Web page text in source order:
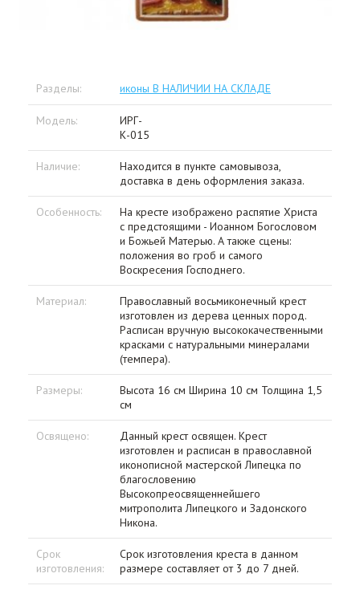
Разделы: иконы В НАЛИЧИИ НА СКЛАДЕ
Модель:
ИРГ-
К-015
Наличие:
Находится в пункте самовывоза,
доставка в день оформления заказа.
Особенность:
На кресте изображено распятие Христа
с предстоящими - Иоанном Богословом
и Божьей Матерью. А также сцены:
положения во гроб и самого
Воскресения Господнего.
Материал:
Православный восьмиконечный крест
изготовлен из дерева ценных пород.
Расписан вручную высококачественными
красками с натуральными минералами
(темпера).
Размеры:
Высота 16 см Ширина 10 см Толщина 1,5
см
Освящено:
Данный крест освящен. Крест
изготовлен и расписан в православной
иконописной мастерской Липецка по
благословению
Высокопреосвященнейшего
митрополита Липецкого и Задонского
Никона.
Срок
изготовления:
Срок изготовления креста в данном
размере составляет от 3 до 7 дней.